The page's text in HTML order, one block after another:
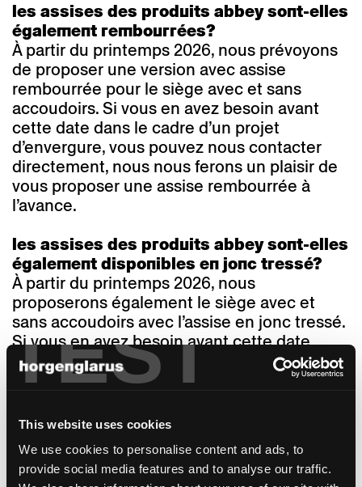
TEST
This website uses cookies
We use cookies to personalise content and ads, to
provide social media features and to analyse our traffic.
les assises des produits abbey sont-elles
également rembourrées?
À partir du printemps 2026, nous prévoyons
de proposer une version avec assise
rembourrée pour le siège avec et sans
accoudoirs. Si vous en avez besoin avant
cette date dans le cadre d’un projet
d’envergure, vous pouvez nous contacter
directement, nous nous ferons un plaisir de
vous proposer une assise rembourrée à
l’avance.
les assises des produits abbey sont-elles
également disponibles en jonc tressé?
À partir du printemps 2026, nous
proposerons également le siège avec et
sans accoudoirs avec l’assise en jonc tressé.
Si vous en avez besoin avant cette date
dans le cadre d’un projet d’envergure, vous
pouvez nous contacter directement, nous
votre disposition Abbey avec l’assise en jonc
le tabouret de bar à trépied abbey est-il